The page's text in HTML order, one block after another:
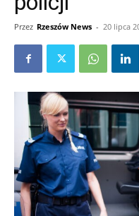
Przez Rzeszów News - 20 lipca